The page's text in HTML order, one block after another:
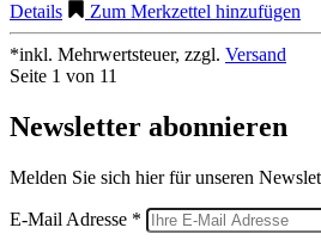
Details Zum Merkzettel hinzufügen
*inkl. Mehrwertsteuer, zzgl. Versand
Seite 1 von 11
Newsletter abonnieren
Melden Sie sich hier für unseren
E-Mail Adresse *